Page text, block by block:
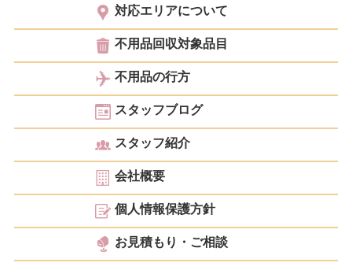
対応エリアについて
不用品回収対象品目
不用品の行方
スタッフブログ
スタッフ紹介
会社概要
個人情報保護方針
お見積もり・ご相談